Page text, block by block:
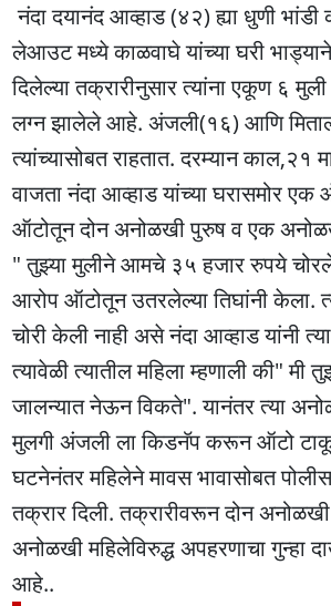
नंदा दयानंद आव्हाड (४२) ह्या धुणी
लेआउट मध्ये काळवाघे यांच्या घरी भाड्याने
दिलेल्या तक्रारीनुसार त्यांना एकूण ६
लग्न झालेले आहे. अंजली(१६) आणि
त्यांच्यासोबत राहतात. दरम्यान काल,२१
वाजता नंदा आव्हाड यांच्या घरासमोर
ऑटोतून दोन अनोळखी पुरुष व एक
" तुझ्या मुलीने आमचे ३५ हजार रुपये
आरोप ऑटोतून उतरलेल्या तिघांनी केला.
चोरी केली नाही असे नंदा आव्हाड यांनी
त्यावेळी त्यातील महिला म्हणाली की" मी
जालन्यात नेऊन विकते". यानंतर त्या
मुलगी अंजली ला किडनॅप करून ऑटो
घटनेनंतर महिलेने मावस भावासोबत
तक्रार दिली. तक्रारीवरून दोन
अनोळखी महिलेविरुद्ध अपहरणाचा गुन्हा
आहे..